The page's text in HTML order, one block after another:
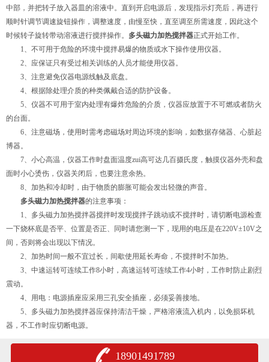
中部，并把转子放入器皿的溶液中。直到开启电源后，发现指示灯亮后，再进行
顺时针调节调速旋钮操作，调整速度，由慢至快，直至调至所需速度，因此这个
时候转子旋转带动溶液进行搅拌操作。 多头磁力加热搅拌器正式开始工作。
1、不可用于危险的环境中搅拌易爆的物质或水下操作使用仪器。
2、应保证只有受过相关训练的人员才能使用仪器。
3、注意避免仪器电源线触及底盘。
4、根据除处理介质的种类佩戴合适的防护设备。
5、仪器不可用于室内处理有爆炸危险的介质，仪器应放置于不可燃或者防火
的台面。
6、注意磁场，使用时需考虑磁场对周边环境的影响，如数据存储器、心脏起
博器。
7、小心高温，仪器工作时盘面温度zui高可达几百摄氏度，触摸仪器外壳和盘
面时小心烫伤，仪器关闭后，也要注意余热。
8、加热和冷却时，由于物质的膨胀可能会发出轻微的声音。
多头磁力加热搅拌器的注意事项：
1、多头磁力加热搅拌器搅拌时发现搅拌子跳动或不搅拌时，请切断电源检查
一下烧杯底是否平、位置是否正、同时请您测一下，现用的电压是在220V±10V之
间，否则将会出现以下情况。
2、加热时间一般不宜过长，间歇使用延长寿命，不搅拌时不加热。
3、中速运转可连续工作8小时，高速运转可连续工作4小时，工作时防止剧烈
震动。
4、用电：电源插座应采用三孔安全插座，必须妥善接地。
5、多头磁力加热搅拌器应保持清洁干燥，严格溶液流入机内，以免损坏机
器，不工作时应切断电源。
18901491789